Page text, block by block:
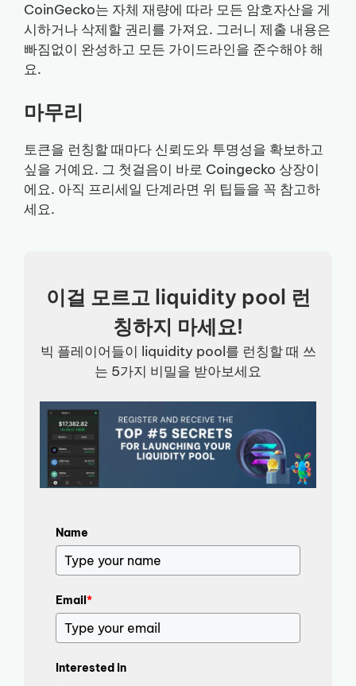
CoinGecko는 자체 재량에 따라 모든 암호자산을 게
시하거나 삭제할 권리를 가져요. 그러니 제출 내용은
빠짐없이 완성하고 모든 가이드라인을 준수해야 해
요.
마무리
토큰을 런칭할 때마다 신뢰도와 투명성을 확보하고
싶을 거예요. 그 첫걸음이 바로 Coingecko 상장이
에요. 아직 프리세일 단계라면 위 팁들을 꼭 참고하
세요.
이걸 모르고 liquidity pool 런
칭하지 마세요!
빅 플레이어들이 liquidity pool를 런칭할 때 쓰
는 5가지 비밀을 받아보세요
Name
Email*
Interested in